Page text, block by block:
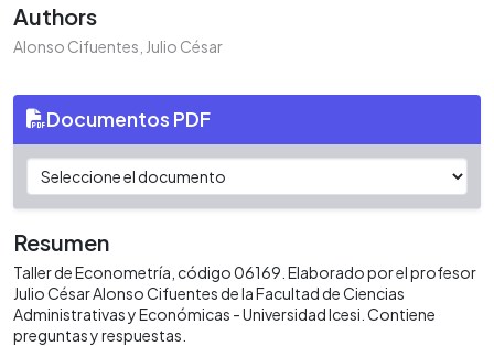
Authors
Alonso Cifuentes, Julio César
Documentos PDF
Resumen
Taller de Econometría, código 06169. Elaborado por el profesor
Julio César Alonso Cifuentes de la Facultad de Ciencias
Administrativas y Económicas - Universidad Icesi. Contiene
preguntas y respuestas.